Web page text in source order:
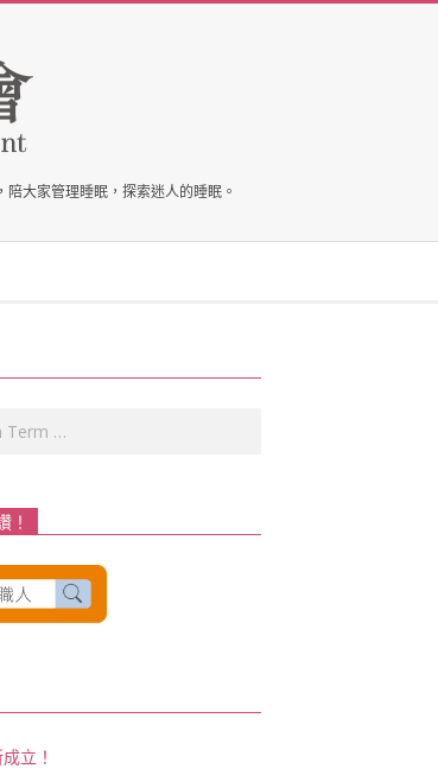
大家管理睡眠，探索迷人的睡眠。
！
立！